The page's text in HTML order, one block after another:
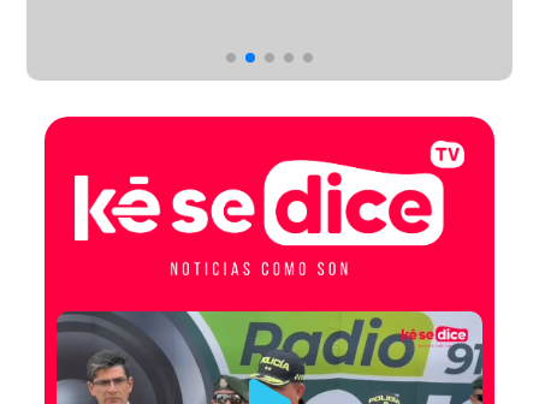
TRAS SER ATROPELLADO